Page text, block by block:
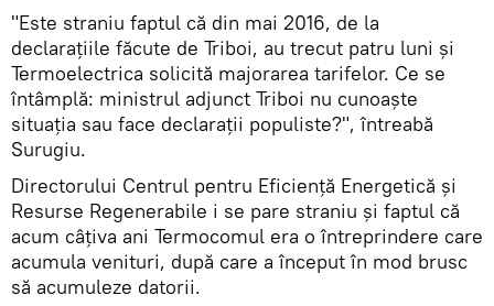
"Este straniu faptul că din mai 2016, de la
declarațiile făcute de Triboi, au trecut patru luni și
Termoelectrica solicită majorarea tarifelor. Ce se
întâmplă: ministrul adjunct Triboi nu cunoaște
situația sau face declarații populiste?", întreabă
Surugiu.
Directorului Centrul pentru Eficiență Energetică și
Resurse Regenerabile i se pare straniu și faptul că
acum câțiva ani Termocomul era o întreprindere care
acumula venituri, după care a început în mod brusc
să acumuleze datorii.